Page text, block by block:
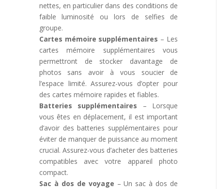
nettes, en particulier dans des conditions de
faible luminosité ou lors de selfies de
groupe.
Cartes mémoire supplémentaires – Les
cartes mémoire supplémentaires vous
permettront de stocker davantage de
photos sans avoir à vous soucier de
l’espace limité. Assurez-vous d’opter pour
des cartes mémoire rapides et fiables.
Batteries supplémentaires – Lorsque
vous êtes en déplacement, il est important
d’avoir des batteries supplémentaires pour
éviter de manquer de puissance au moment
crucial. Assurez-vous d’acheter des batteries
compatibles avec votre appareil photo
compact.
Sac à dos de voyage – Un sac à dos de